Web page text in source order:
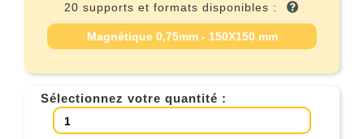
20 supports et formats disponibles :
Magnétique 0,75mm - 150X150 mm
Sélectionnez votre quantité :